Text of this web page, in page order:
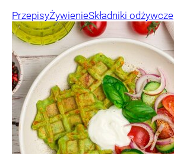
PrzepisyŻywienieSkładniki odżywcze